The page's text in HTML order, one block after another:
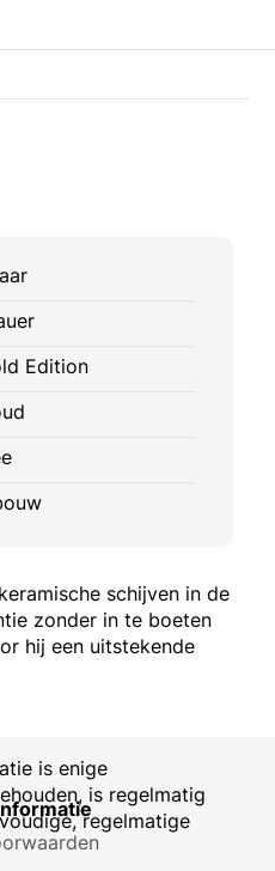
Edition
schijven in de
zonder in te boeten
hij een uitstekende
is enige
is regelmatig
regelmatige